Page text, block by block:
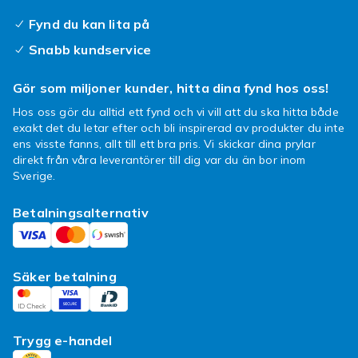
med högre watt att föredra.
Se även:
Ljus & lyktor
inredningsavdelning.
Fynd du kan lita på
Snabb kundservice
Gör som miljoner kunder, hitta dina fynd hos oss!
Hos oss gör du alltid ett fynd och vi vill att du ska hitta både
exakt det du letar efter och bli inspirerad av produkter du inte
ens visste fanns, allt till ett bra pris. Vi skickar dina prylar
direkt från våra leverantörer till dig var du än bor inom
Sverige.
Betalningsalternativ
Säker betalning
Trygg e-handel